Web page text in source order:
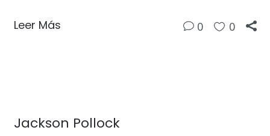
Leer Más 0 0
Jackson Pollock